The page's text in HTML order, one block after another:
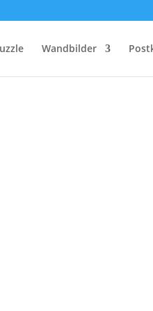
Wandbilder
Start/Shop/Pop